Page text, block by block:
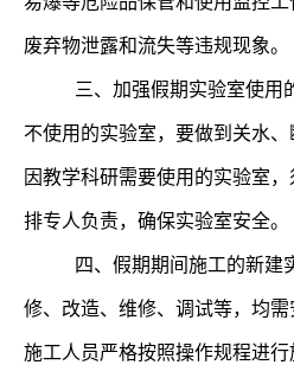
废弃物泄露和流失等违规现象。
三、加强假期实验室使用
不使用的实验室，要做到关水、
因教学科研需要使用的实验室
排专人负责，确保实验室安全。
四、假期期间施工的新建
修、改造、维修、调试等，均
施工人员严格按照操作规程进